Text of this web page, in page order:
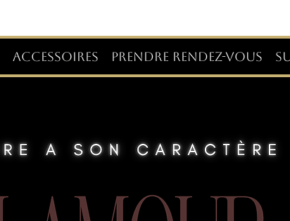
ACCESSOIRES PRENDRE RENDEZ-VOUS